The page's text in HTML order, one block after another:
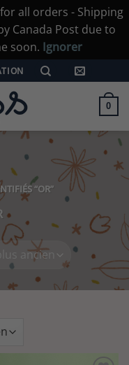
all orders - Shipping
Canada Post due to
soon. Ignorer
0
“OR”